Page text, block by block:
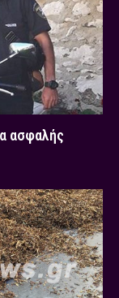
ασφαλής